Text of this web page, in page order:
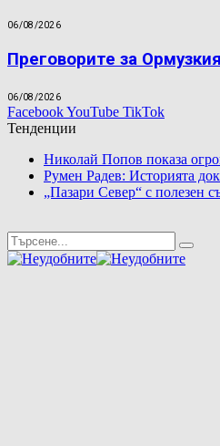
06/08/2026
Преговорите за
06/08/2026
FacebookYouTube TikTok
Тенденции
Николай Попов показа
Румен Радев: Историята
„Пазари Север“ с полезен